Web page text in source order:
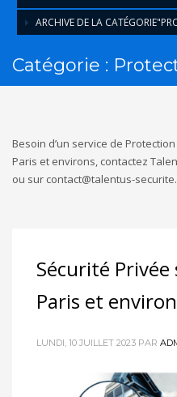
HORAIRES
Lun - Ven 9:00AM - 6:00PM
Sam - 9:00AM-5:00PM
Dimanche sur rendez-vous
ARCHIVE DE LA
Catégorie :
Besoin d’un service de
Paris et environs, contactez
ou sur contact@talentus-
Sécurité Privée
Paris et
LUNDI, 10 JUILLET 2023 PAR